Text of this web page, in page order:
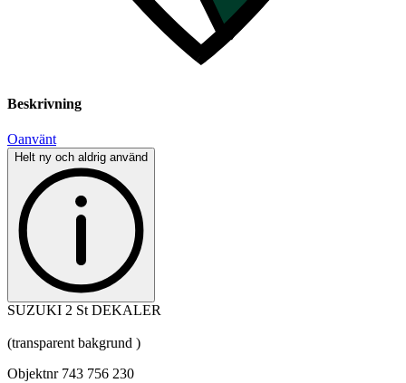
Beskrivning
Oanvänt
Helt ny och aldrig använd
SUZUKI 2 St DEKALER
(transparent bakgrund )
Objektnr 743 756 230